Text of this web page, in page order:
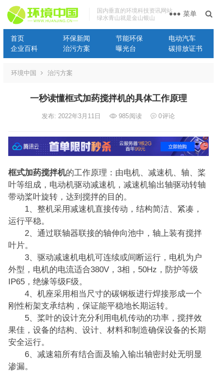
国内垂直的环境科技资讯网站
绿水青山就是金山银山
首页 环保新闻 节能环保
电动汽车
企业百科
治污方案 曝光台 碳排放证书
菜单
环境中国 治污方案
一秒读懂框式加药搅拌机的具体工作原理
发布: 2022年3月11日 985阅读 0评论
框式加药搅拌机的工作原理：由电机、减速机、轴、桨
叶等组成，电动机驱动减速机，减速机输出轴驱动转轴
带动桨叶旋转，达到搅拌的目的。
1、整机采用减速机直接传动，结构简洁、紧凑，
运行平稳。
2、通过联轴器联接的轴伸向池中，轴上装有搅拌
叶片。
3、驱动减速机电机可连续或间断运行，电机为户
外型，电机的电流适合380V，3相，50Hz，防护等级
IP65，绝缘等级F级。
4、机座采用相当尺寸的碳钢板进行焊接形成一个
刚性桁架支承结构，保证能平稳地长期运转。
5、桨叶的设计充分利用电机传动的功率，搅拌效
果佳，设备的结构、设计、材料和制造确保设备的长期
安全运行。
6、减速箱所有结合面及输入输出轴密封处无明显
渗漏。